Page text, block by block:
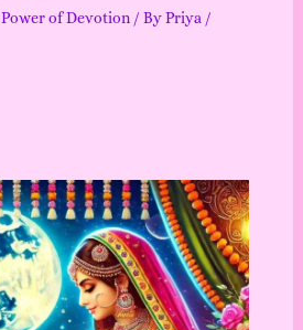
Power of Devotion/ ByPriya /